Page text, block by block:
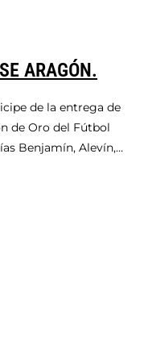
ARAGÓN.
de la entrega de
de Oro del Fútbol
Benjamín, Alevín,…